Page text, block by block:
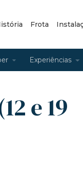
Frota
Experiências
e 19